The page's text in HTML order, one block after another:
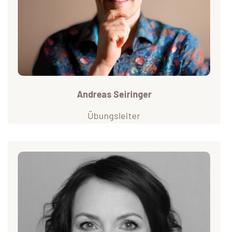
S.
Jeden zweiten Dienstag gebe ich mein Wissen und meine
Leidenschaft im Advanced Standard Training weiter – mit
viel Herzblut, Technik und natürlich einer Prise Humor.
Andreas Seiringer
Übungsleiter
Evi – Turniertänzerin & Übungsleiterin
Evi tanzt, seit sie 15 ist – und seit 2010 auch gemeinsam
mit Andi auf Turnieren. Zusammen starten wir in der
Standard Klasse Sen S und Allgemeine Klasse A sowie in